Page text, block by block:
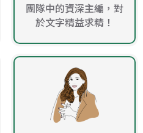
團隊中的資深主編，對
於文字精益求精！